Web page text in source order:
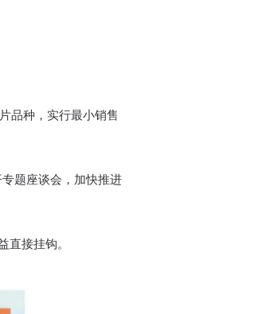
品种，实行最小销售
题座谈会，加快推进
接挂钩。